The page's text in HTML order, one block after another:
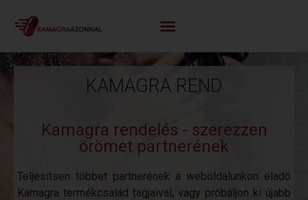
AMAGRA RE NDEL
Kamagra rendelés - szerezzen
örömet partnerének
Teljesítsen többet partnerének a weboldalunkon eladó
Kamagra termékcsalád tagjaival, vagy próbáljon ki újabb